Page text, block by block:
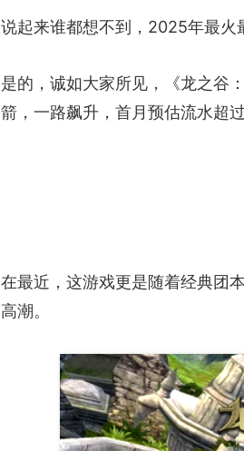
说起来谁都想不到，2025年最火
是的，诚如大家所见，《龙之谷
箭，一路飙升，首月预估流水超
在最近，这游戏更是随着经典团
高潮。